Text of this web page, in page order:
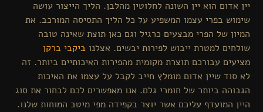
הוא יין השונה לחלוטין מהלבן. הליך הייצור עושה
בפרי עצמו המשפיע על כל הליך התסיסה המורכב. את
של הפרי מבצעים כרגיל וגם כאן תוצת שאינה טובה
למטרת ייבוש לפירות יבשים. אצלנוביקבי ברקן
עבורכם תוצרת מקומית מהפירות האיכותיים ביותר. זה
שיין אדום מומלץ חייב לקבל על עצמו את האיכות
ביותר של חומרי גלם. אנו מאפשרים לכם לבחור את סוג
המועדף עליכם אשר יוצר בקפידה מפי מיטב המוחות שלנו.